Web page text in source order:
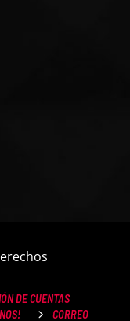
DE CUENTAS
CORREO